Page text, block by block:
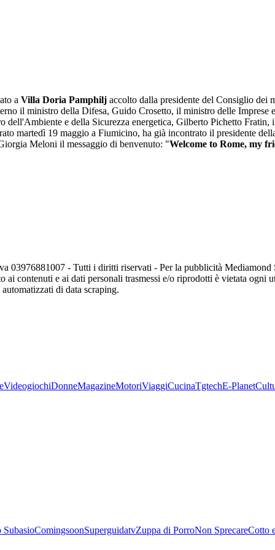
a Villa Doria Pamphilj accolto dalla presidente del Consiglio
il ministro della Difesa, Guido Crosetto, il ministro delle
dell'Ambiente e della Sicurezza energetica, Gilberto Pichetto
martedì 19 maggio a Fiumicino, ha già incontrato il presidente
Meloni il messaggio di benvenuto: "Welcome to Rome, my
03976881007 - Tutti i diritti riservati - Per la pubblicità
ai contenuti e ai dati personali trasmessi e/o riprodotti è vietata ogni
di data scraping.
VideogiochiDonneMagazineMotoriViaggiCucinaTgtechE-Planet
SubasioComingsoonSuperguidatvZuppa di PorroNon SprecareCotto